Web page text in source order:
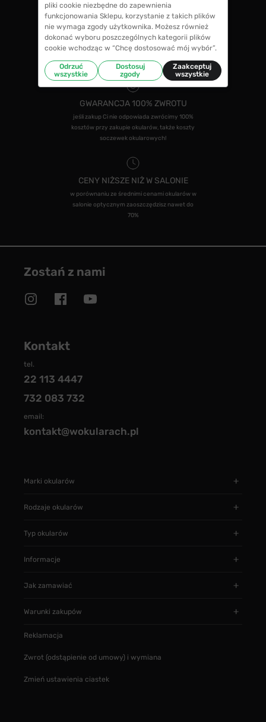
ZWROTY DO 14 DNI
masz 14 dni na decyzję czy chcesz zostawić
swoje okulary czy zwrócisz
GWARANCJA 100% ZWROTU
jeśli zakup Ci nie odpowiada zwrócimy 100%
kosztów przy zakupie okularów, także koszty
soczewek okularowych!
CENY NIŻSZE NIŻ W SALONIE
w porównaniu ze średnimi cenami okularów w
salonie optycznym zaoszczędzisz nawet do
70%
Zostań z nami
Kontakt
tel.
22 113 4447
732 083 732
email:
kontakt@wokularach.pl
Marki okularów
Rodzaje okularów
Typ okularów
Informacje
Jak zamawiać
Warunki zakupów
Reklamacja
Zwrot (odstąpienie od umowy) i wymiana
Zmień ustawienia ciastek
pliki cookie niezbędne do zapewnienia
funkcjonowania Sklepu, korzystanie z takich plików
nie wymaga zgody użytkownika. Możesz również
dokonać wyboru poszczególnych kategorii plików
cookie wchodząc w “Chcę dostosować mój wybór”.
Odrzuć
wszystkie
Dostosuj
zgody
Zaakceptuj
wszystkie